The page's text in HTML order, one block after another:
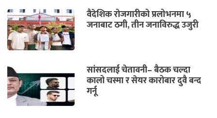
वैदेशिक रोजगारीको प्रलोभनमा ५
जनाबाट ठगी, तीन जनाविरुद्ध उजुरी
सांसदलाई चेतावनी– बैठक चल्दा
कालो चस्मा र सेयर कारोबार दुवै बन्द
गर्नू